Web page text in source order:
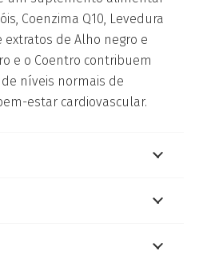
Coenzima Q10, Levedura
de Alho negro e
e o Coentro contribuem
níveis normais de
estar cardiovascular.